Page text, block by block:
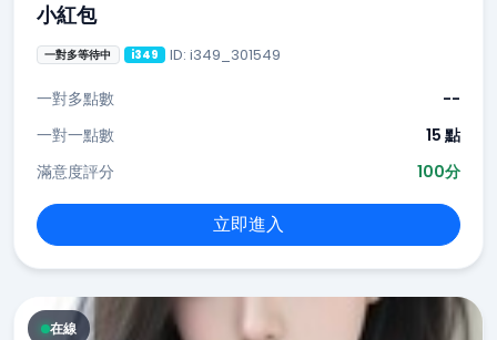
小紅包
一對多等待中 i349 ID: i349_301549
一對多點數
--
一對一點數
15 點
滿意度評分
100分
立即進入
在線